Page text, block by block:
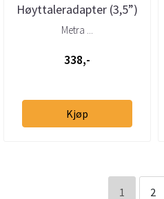
Høyttaleradapter (3,5”)
BMW/Porsche/Land
Metra ...
338,-
Kjøp
1 2